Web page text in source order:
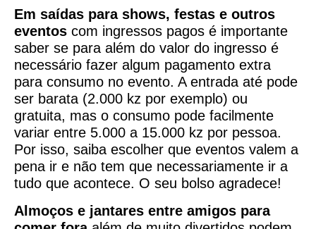
Em saídas para shows, festas e outros
eventos com ingressos pagos é importante
saber se para além do valor do ingresso é
necessário fazer algum pagamento extra
para consumo no evento. A entrada até pode
ser barata (2.000 kz por exemplo) ou
gratuita, mas o consumo pode facilmente
variar entre 5.000 a 15.000 kz por pessoa.
Por isso, saiba escolher que eventos valem a
pena ir e não tem que necessariamente ir a
tudo que acontece. O seu bolso agradece!
Almoços e jantares entre amigos para
comer foraalém de muito divertidos podem